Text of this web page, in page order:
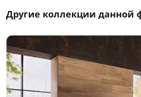
Другие коллекции данной